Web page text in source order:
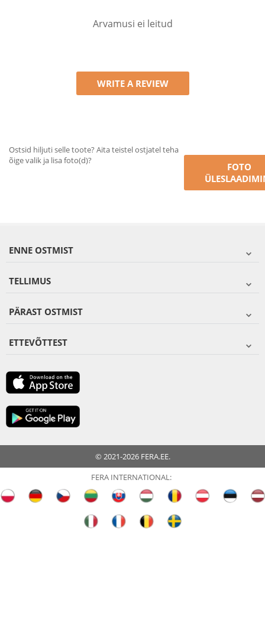
Arvamusi ei leitud
WRITE A REVIEW
Ostsid hiljuti selle toote? Aita teistel ostjatel teha
õige valik ja lisa foto(d)?
FOTO
ENNE OSTMIST
TELLIMUS
PÄRAST OSTMIST
ETTEVÕTTEST
© 2021-2026 FERA.EE.
FERA INTERNATIONAL: